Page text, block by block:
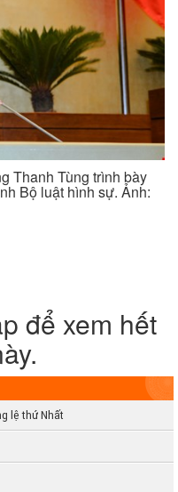
Thanh Tùng trình bày
Bộ luật hình sự. Ảnh:
để xem hết
lệ thứ Nhất